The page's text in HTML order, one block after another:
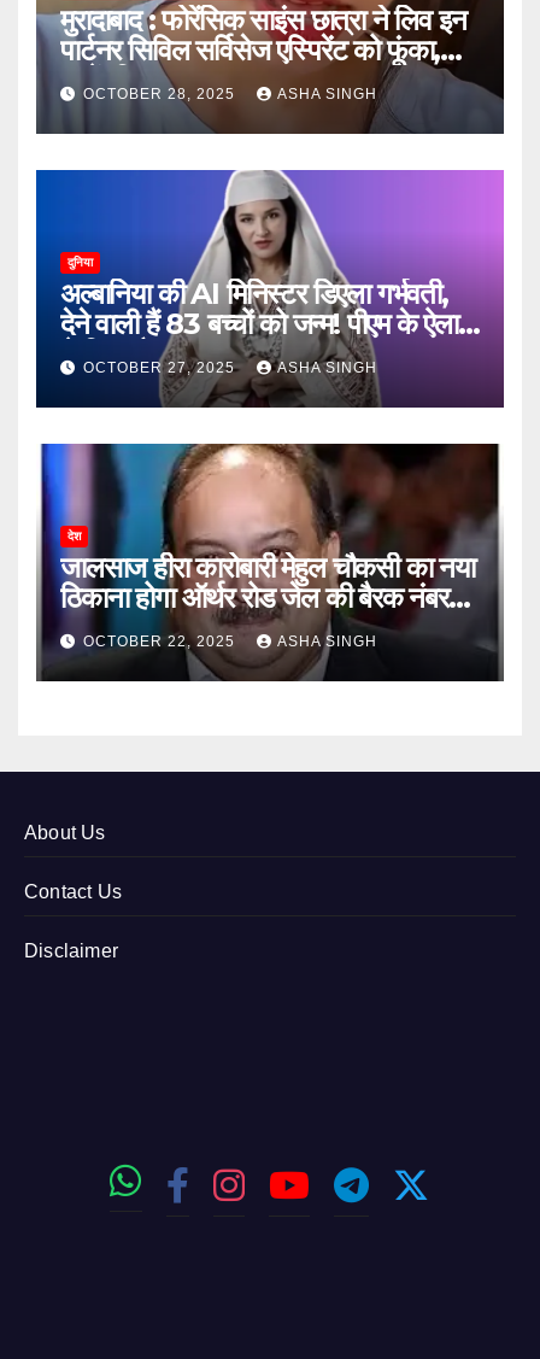
मुरादाबाद : फोरेंसिक साइंस छात्रा ने लिव इन
पार्टनर सिविल सर्विसेज एस्पिरेंट को फूंका,
जानें, फिर क्या हुआ…
OCTOBER 28, 2025 ASHA SINGH
दुनिया
अल्बानिया की AI मिनिस्‍टर डिएला गर्भवती,
देने वाली हैं 83 बच्चों को जन्‍म! पीएम के ऐलान
ने किया हैरान
OCTOBER 27, 2025 ASHA SINGH
देश
जालसाज हीरा कारोबारी मेहुल चौकसी का नया
ठिकाना होगा ऑर्थर रोड जेल की बैरक नंबर
12OCTOBER 22, 2025 ASHA SINGH
About Us
Contact Us
Disclaimer